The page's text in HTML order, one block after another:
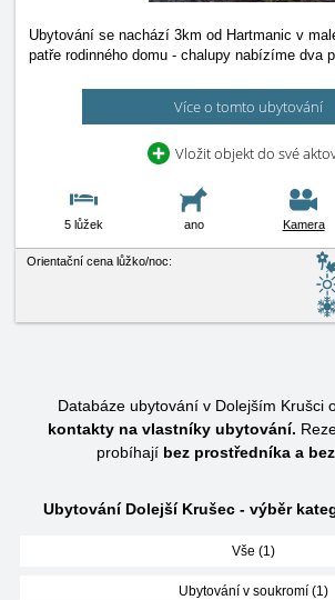
Ubytování se nachází 3km od Hartmanic v
patře rodinného domu - chalupy nabízíme dva
Více o tomto ubytování
Vložit objekt do své
5 lůžek ano Kamera
Orientační cena lůžko/noc:
Databáze ubytování v Dolejším Krušci
kontakty na vlastníky ubytování.
probíhají bez prostředníka a
Ubytování Dolejší Krušec - výběr
Vše (1)
Ubytování v soukromí (1)